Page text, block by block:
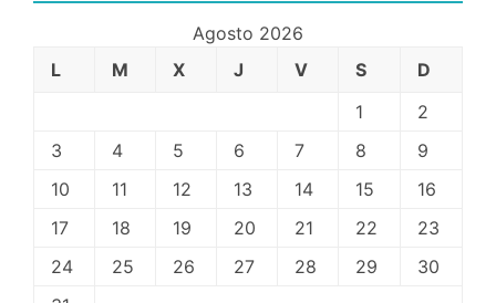
Agosto 2026
L
M X J V S D
1
2
3
4 5 6 7 8
9
10
11 12 13 14 15
16
17
18 19 20 21 22
23
24
25 26 27 28 29
30